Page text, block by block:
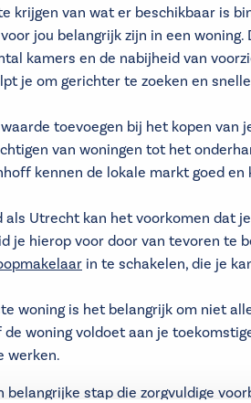
krijgen van wat er beschikbaar is
jou belangrijk zijn in een
kamers en de nabijheid van
je om gerichter te zoeken en
toevoegen bij het kopen van
van woningen tot het
kennen de lokale markt goed
als Utrecht kan het voorkomen dat
je hierop voor door van tevoren te
in te schakelen, die je
woning is het belangrijk om niet
woning voldoet aan je
werken.
stap die zorgvuldige